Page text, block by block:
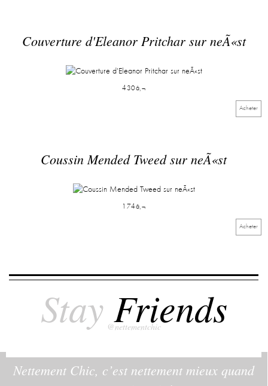
Couverture d'Eleanor Pritchar sur neÃ«st
430â‚¬
Acheter
Coussin Mended Tweed sur neÃ«st
174â‚¬
Acheter
Stay Friends
@nettementchic
Nettement Chic, c’est nettement mieux quand